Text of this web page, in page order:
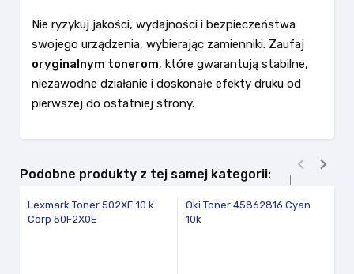
Nie ryzykuj jakości, wydajności i bezpieczeństwa
swojego urządzenia, wybierając zamienniki. Zaufaj
oryginalnym tonerom, które gwarantują stabilne,
niezawodne działanie i doskonałe efekty druku od
pierwszej do ostatniej strony.
Podobne produkty z tej samej kategorii:
Lexmark Toner 502XE 10 k
Corp 50F2X0E
Oki Toner 45862816 Cyan
10k
 